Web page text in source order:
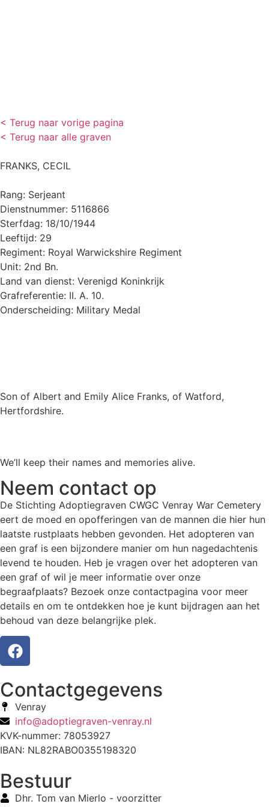
< Terug naar vorige pagina
< Terug naar alle graven
FRANKS, CECIL
Rang: Serjeant
Dienstnummer: 5116866
Sterfdag: 18/10/1944
Leeftijd: 29
Regiment: Royal Warwickshire Regiment
Unit: 2nd Bn.
Land van dienst: Verenigd Koninkrijk
Grafreferentie: II. A. 10.
Onderscheiding: Military Medal
Son of Albert and Emily Alice Franks, of Watford,
Hertfordshire.
We’ll keep their names and memories alive.
Neem contact op
De Stichting Adoptiegraven CWGC Venray War Cemetery
eert de moed en opofferingen van de mannen die hier hun
laatste rustplaats hebben gevonden. Het adopteren van
een graf is een bijzondere manier om hun nagedachtenis
levend te houden. Heb je vragen over het adopteren van
een graf of wil je meer informatie over onze
begraafplaats? Bezoek onze contactpagina voor meer
details en om te ontdekken hoe je kunt bijdragen aan het
behoud van deze belangrijke plek.
Contactgegevens
Venray
info@adoptiegraven-venray.nl
KVK-nummer: 78053927
IBAN: NL82RABO0355198320
Bestuur
Dhr. Tom van Mierlo - voorzitter